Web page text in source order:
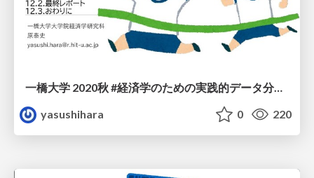
一橋大学 2020秋 #経済学のための実践的データ分析 12/12
yasushihara
0 220